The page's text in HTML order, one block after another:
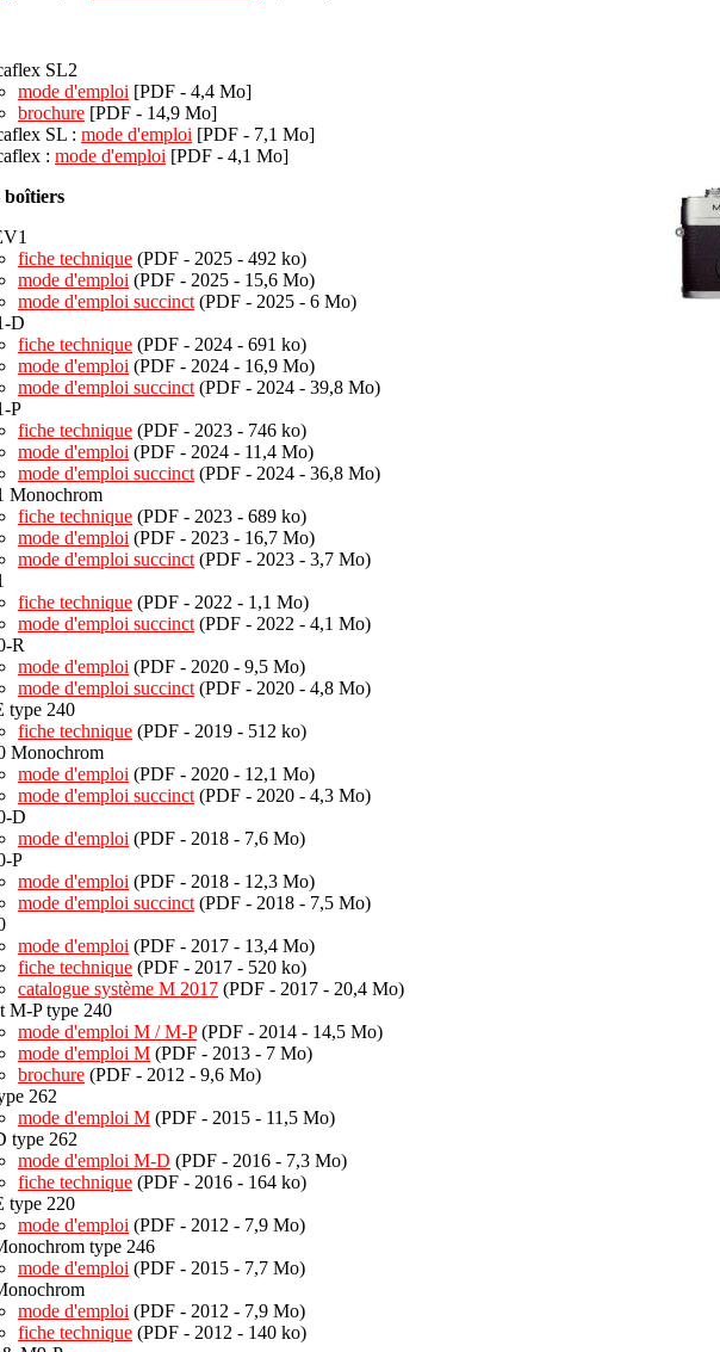
SL2
mode d'emploi [PDF - 4,4 Mo]
brochure [PDF - 14,9 Mo]
SL : mode d'emploi [PDF - 7,1 Mo]
: mode d'emploi [PDF - 4,1 Mo]
fiche technique (PDF - 2025 - 492 ko)
mode d'emploi (PDF - 2025 - 15,6 Mo)
mode d'emploi succinct (PDF - 2025 - 6 Mo)
D
fiche technique (PDF - 2024 - 691 ko)
mode d'emploi (PDF - 2024 - 16,9 Mo)
mode d'emploi succinct (PDF - 2024 - 39,8 Mo)
P
fiche technique (PDF - 2023 - 746 ko)
mode d'emploi (PDF - 2024 - 11,4 Mo)
mode d'emploi succinct (PDF - 2024 - 36,8 Mo)
Monochrom
fiche technique (PDF - 2023 - 689 ko)
mode d'emploi (PDF - 2023 - 16,7 Mo)
mode d'emploi succinct (PDF - 2023 - 3,7 Mo)
fiche technique (PDF - 2022 - 1,1 Mo)
mode d'emploi succinct (PDF - 2022 - 4,1 Mo)
R
mode d'emploi (PDF - 2020 - 9,5 Mo)
mode d'emploi succinct (PDF - 2020 - 4,8 Mo)
type 240
fiche technique (PDF - 2019 - 512 ko)
Monochrom
mode d'emploi (PDF - 2020 - 12,1 Mo)
mode d'emploi succinct (PDF - 2020 - 4,3 Mo)
D
mode d'emploi (PDF - 2018 - 7,6 Mo)
P
mode d'emploi (PDF - 2018 - 12,3 Mo)
mode d'emploi succinct (PDF - 2018 - 7,5 Mo)
mode d'emploi (PDF - 2017 - 13,4 Mo)
fiche technique (PDF - 2017 - 520 ko)
catalogue système M 2017 (PDF - 2017 - 20,4 Mo)
M-P type 240
mode d'emploi M / M-P(PDF - 2014 - 14,5 Mo)
mode d'emploi M (PDF - 2013 - 7 Mo)
brochure (PDF - 2012 - 9,6 Mo)
262
mode d'emploi M (PDF - 2015 - 11,5 Mo)
type 262
mode d'emploi M-D (PDF - 2016 - 7,3 Mo)
fiche technique (PDF - 2016 - 164 ko)
type 220
mode d'emploi (PDF - 2012 - 7,9 Mo)
type 246
mode d'emploi (PDF - 2015 - 7,7 Mo)
mode d'emploi (PDF - 2012 - 7,9 Mo)
fiche technique (PDF - 2012 - 140 ko)